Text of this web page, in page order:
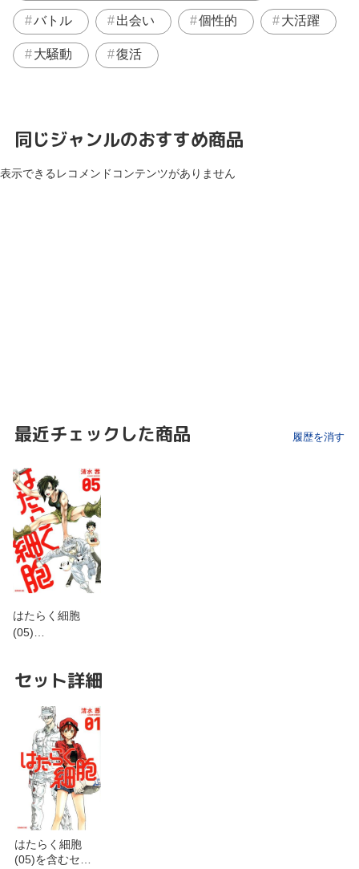
バトル 出会い 個性的 大活躍
大騒動 復活
同じジャンルのおすすめ商品
表示できるレコメンドコンテンツがありません
最近チェックした商品 履歴を消す
はたらく細胞
(05)…
セット詳細
はたらく細胞
(05)を含むセッ